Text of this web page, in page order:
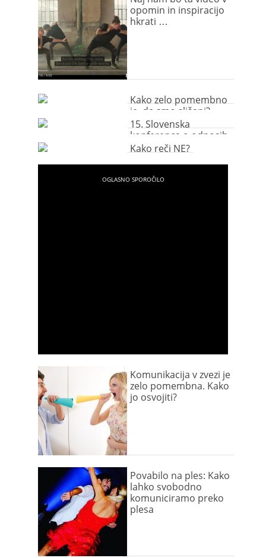
opomin in inspiracijo
hkrati …
Kako zelo pomembno
je, da smo slišani?
15. Slovenska
konferenca o odnosih
z javnostmi – Komu
Kako reči NE?
Komunikacija v zvezi je
zelo pomembna. Kako
jo osvojiti?
Povabilo na ples: Kako
lahko svobodno
komuniciramo preko
plesa